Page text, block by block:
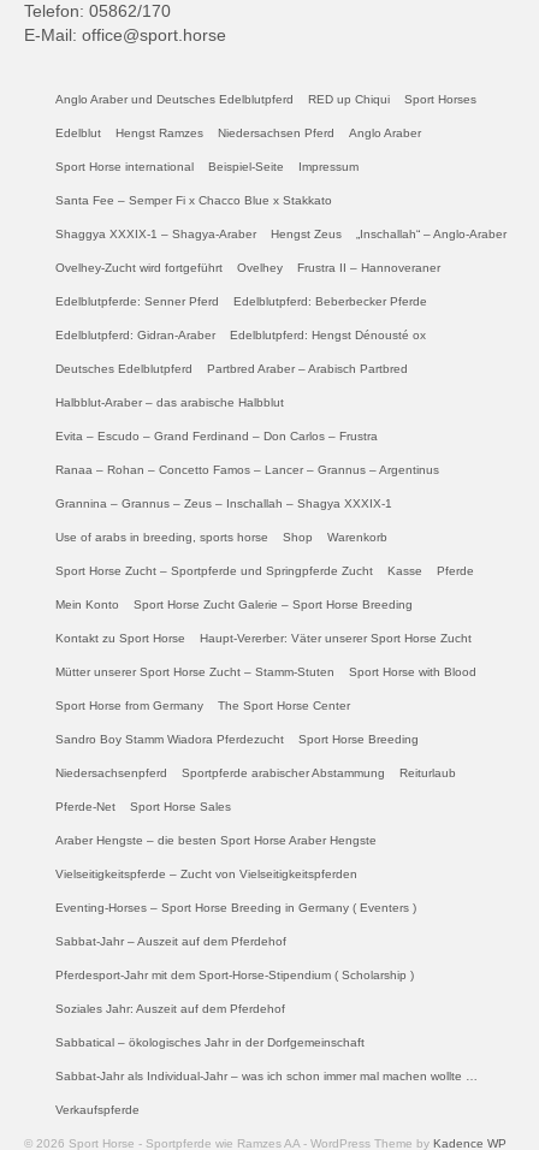
Telefon: 05862/170
E-Mail: office@sport.horse
Anglo Araber und Deutsches Edelblutpferd RED up Chiqui Sport Horses
Edelblut Hengst Ramzes Niedersachsen Pferd Anglo Araber
Sport Horse international Beispiel-Seite Impressum
Santa Fee – Semper Fi x Chacco Blue x Stakkato
Shaggya XXXIX-1 – Shagya-Araber Hengst Zeus „Inschallah“ – Anglo-Araber
Ovelhey-Zucht wird fortgeführt Ovelhey Frustra II – Hannoveraner
Edelblutpferde: Senner Pferd Edelblutpferd: Beberbecker Pferde
Edelblutpferd: Gidran-Araber Edelblutpferd: Hengst Dénousté ox
Deutsches Edelblutpferd Partbred Araber – Arabisch Partbred
Halbblut-Araber – das arabische Halbblut
Evita – Escudo – Grand Ferdinand – Don Carlos – Frustra
Ranaa – Rohan – Concetto Famos – Lancer – Grannus – Argentinus
Grannina – Grannus – Zeus – Inschallah – Shagya XXXIX-1
Use of arabs in breeding, sports horse Shop Warenkorb
Sport Horse Zucht – Sportpferde und Springpferde Zucht Kasse Pferde
Mein Konto Sport Horse Zucht Galerie – Sport Horse Breeding
Kontakt zu Sport Horse Haupt-Vererber: Väter unserer Sport Horse Zucht
Mütter unserer Sport Horse Zucht – Stamm-Stuten Sport Horse with Blood
Sport Horse from Germany The Sport Horse Center
Sandro Boy Stamm Wiadora Pferdezucht Sport Horse Breeding
Niedersachsenpferd Sportpferde arabischer Abstammung Reiturlaub
Pferde-Net Sport Horse Sales
Araber Hengste – die besten Sport Horse Araber Hengste
Vielseitigkeitspferde – Zucht von Vielseitigkeitspferden
Eventing-Horses – Sport Horse Breeding in Germany ( Eventers )
Sabbat-Jahr – Auszeit auf dem Pferdehof
Pferdesport-Jahr mit dem Sport-Horse-Stipendium ( Scholarship )
Soziales Jahr: Auszeit auf dem Pferdehof
Sabbatical – ökologisches Jahr in der Dorfgemeinschaft
Sabbat-Jahr als Individual-Jahr – was ich schon immer mal machen wollte …
Verkaufspferde
© 2026 Sport Horse - Sportpferde wie Ramzes AA - WordPress Theme by Kadence WP